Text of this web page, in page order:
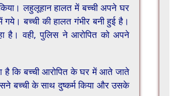
लहुलूहान हालत में बच्ची अपने घर
बच्ची की हालत गंभीर बनी हुई है।
है। वही, पुलिस ने आरोपित को अपने
है कि बच्ची आरोपित के घर में आते जाते
बच्ची के साथ दुष्कर्म किया और उसके